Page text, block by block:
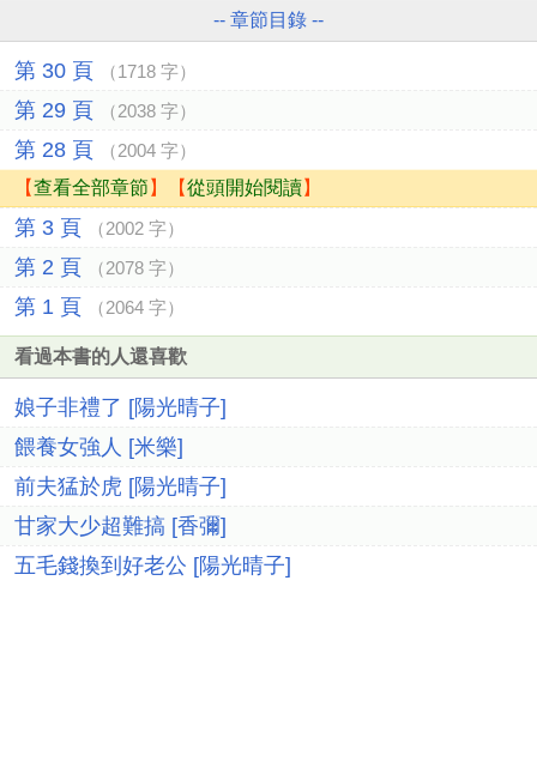
-- 章節目錄 --
第 30 頁 （1718 字）
第 29 頁 （2038 字）
第 28 頁 （2004 字）
【查看全部章節 】【從頭開始閱讀】
第 3 頁 （2002 字）
第 2 頁 （2078 字）
第 1 頁 （2064 字）
看過本書的人還喜歡
娘子非禮了 [陽光晴子]
餵養女強人 [米樂]
前夫猛於虎 [陽光晴子]
甘家大少超難搞 [香彌]
五毛錢換到好老公 [陽光晴子]